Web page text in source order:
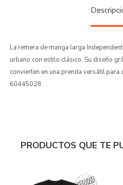
La remera de manga larga
urbano con estilo clásico. Su diseño
convierten en una prenda versátil para
60445028.
PRODUCTOS QUE TE